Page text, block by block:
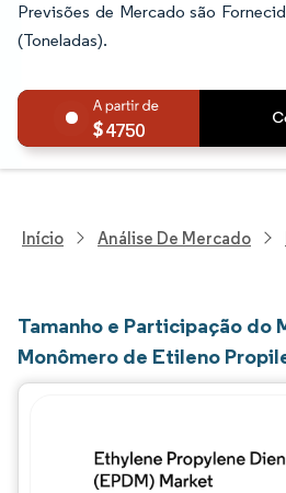
Previsões de Mercado são
(Toneladas).
4750
Início Análise De Mercado
Tamanho e Participação do
Monômero de Etileno